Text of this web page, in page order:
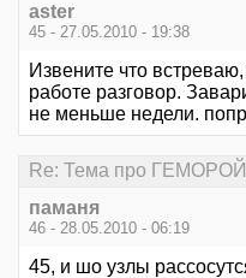
aster
45 - 27.05.2010 - 19:38
Извените что
работе разговор.
не меньше недели.
Re: Тема про
паманя
46 - 28.05.2010 - 06:19
45, и шо узлы